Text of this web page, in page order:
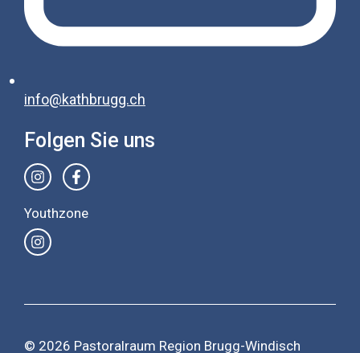
info@kathbrugg.ch
Folgen Sie uns
Youthzone
© 2026 Pastoralraum Region Brugg-Windisch